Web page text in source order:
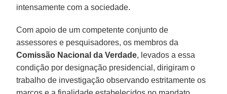
intensamente com a sociedade.
Com apoio de um competente conjunto de
assessores e pesquisadores, os membros da
Comissão Nacional da Verdade, levados a essa
condição por designação presidencial, dirigiram o
trabalho de investigação observando estritamente os